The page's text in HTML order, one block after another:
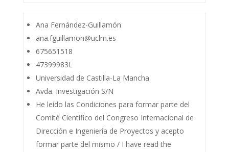
Ana Fernández-Guillamón
ana.fguillamon@uclm.es
675651518
47399983L
Universidad de Castilla-La Mancha
Avda. Investigación S/N
He leído las Condiciones para formar parte del
Comité Científico del Congreso Internacional de
Dirección e Ingeniería de Proyectos y acepto
formar parte del mismo / I have read the